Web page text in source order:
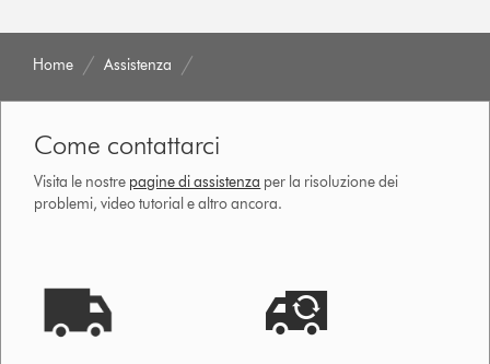
Home Assistenza
Come contattarci
Visita le nostre pagine di assistenza per la risoluzione dei
problemi, video tutorial e altro ancora.